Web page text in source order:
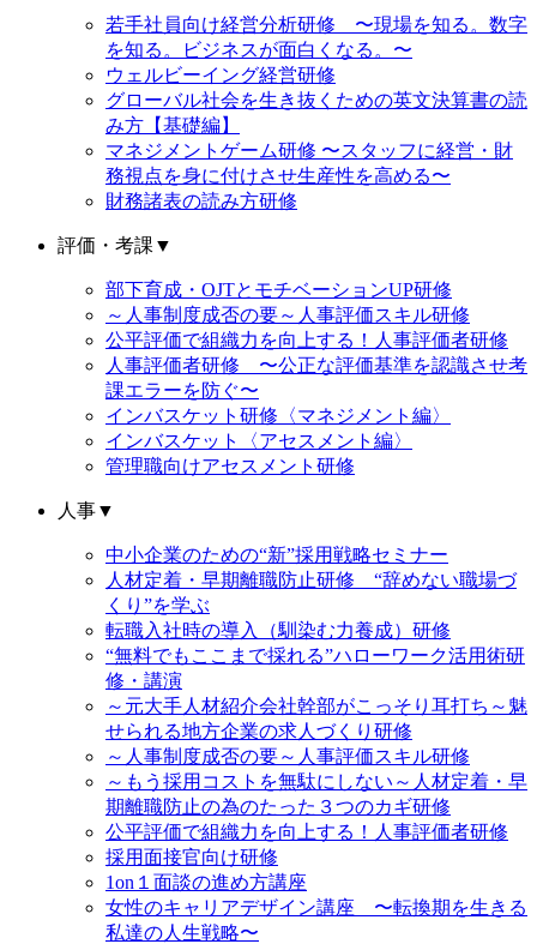
若手社員向け経営分析研修 〜現場を知る。数字
を知る。ビジネスが面白くなる。〜
ウェルビーイング経営研修
グローバル社会を生き抜くための英文決算書の読
み方【基礎編】
マネジメントゲーム研修 〜スタッフに経営・財
務視点を身に付けさせ生産性を高める〜
財務諸表の読み方研修
評価・考課 ▼
部下育成・OJTとモチベーションUP研修
～人事制度成否の要～人事評価スキル研修
公平評価で組織力を向上する！人事評価者研修
人事評価者研修 〜公正な評価基準を認識させ考
課エラーを防ぐ〜
インバスケット研修〈マネジメント編〉
インバスケット〈アセスメント編〉
管理職向けアセスメント研修
人事▼
中小企業のための“新”採用戦略セミナー
人材定着・早期離職防止研修 “辞めない職場づ
くり”を学ぶ
転職入社時の導入（馴染む力養成）研修
“無料でもここまで採れる”ハローワーク活用術研
修・講演
～元大手人材紹介会社幹部がこっそり耳打ち～魅
せられる地方企業の求人づくり研修
～人事制度成否の要～人事評価スキル研修
～もう採用コストを無駄にしない～人材定着・早
期離職防止の為のたった３つのカギ研修
公平評価で組織力を向上する！人事評価者研修
採用面接官向け研修
1on１面談の進め方講座
女性のキャリアデザイン講座 〜転換期を生きる
私達の人生戦略〜